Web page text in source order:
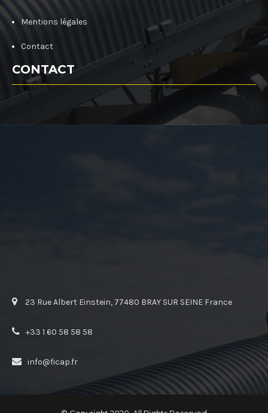
Mentions légales
Contact
CONTACT
23 Rue Albert Einstein, 77480 BRAY SUR SEINE France
+33 1 60 58 58 58
info@ficap.fr